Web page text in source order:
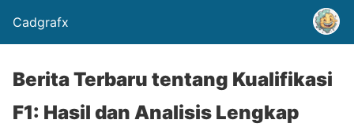
Cadgrafx
Berita Terbaru tentang Kualifikasi
F1: Hasil dan Analisis Lengkap